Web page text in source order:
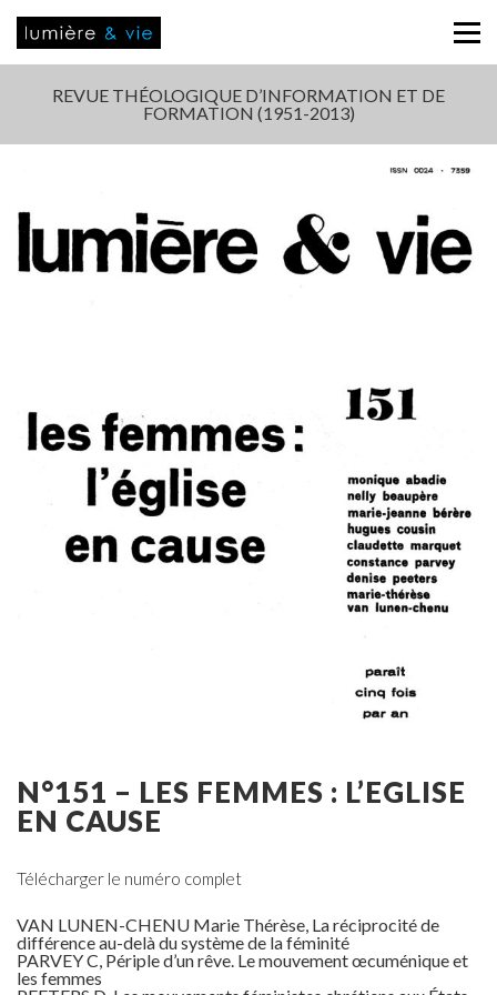
REVUE THÉOLOGIQUE D’INFORMATION ET DE
FORMATION (1951-2013)
N°151 – LES FEMMES : L’EGLISE
EN CAUSE
Télécharger le numéro complet
VAN LUNEN-CHENU Marie Thérèse, La réciprocité de
différence au-delà du système de la féminité
PARVEY C, Périple d’un rêve. Le mouvement œcuménique et
les femmes